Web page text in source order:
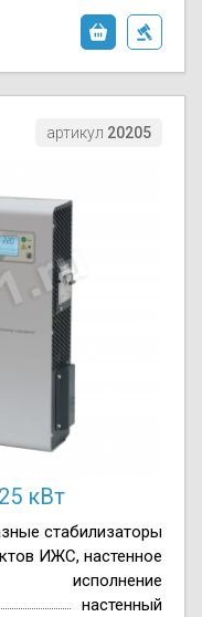
артикул 20205
кВт
стабилизаторы
ИЖС, настенное
исполнение
настенный